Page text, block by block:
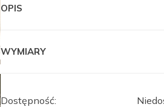
OPIS
WYMIARY
Dostępność: